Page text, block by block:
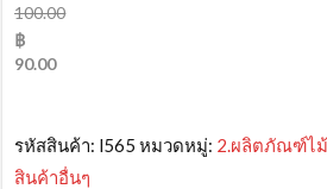
100.00
Original
price
฿
90.00
is:
฿90.00.
รหัสสินค้า: l565 หมวดหมู่: 2.ผลิตภัณฑ์ไ
สินค้าอื่นๆ